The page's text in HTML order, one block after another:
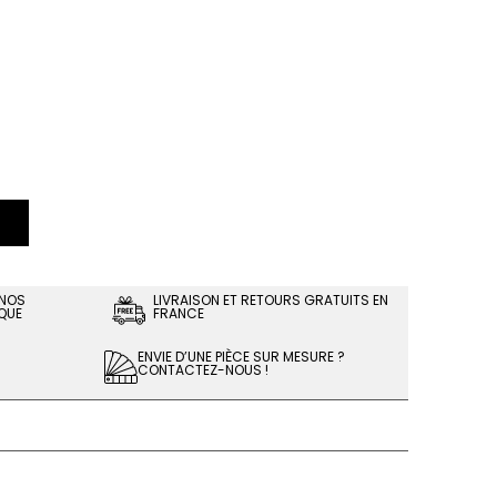
LIVRAISON ET RETOURS GRATUITS EN
FRANCE
ENVIE D’UNE PIÈCE SUR MESURE ?
CONTACTEZ-NOUS !